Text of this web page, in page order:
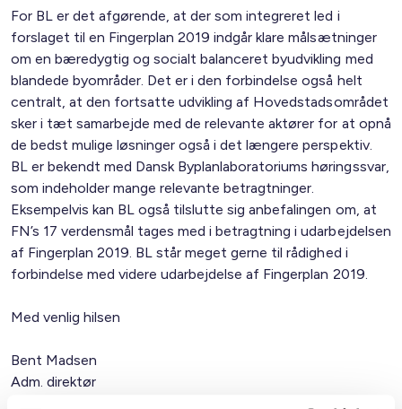
For BL er det afgørende, at der som integreret led i
forslaget til en Fingerplan 2019 indgår klare målsætninger
om en bæredygtig og socialt balanceret byudvikling med
blandede byområder. Det er i den forbindelse også helt
centralt, at den fortsatte udvikling af Hovedstadsområdet
sker i tæt samarbejde med de relevante aktører for at opnå
de bedst mulige løsninger også i det længere perspektiv.
BL er bekendt med Dansk Byplanlaboratoriums høringssvar,
som indeholder mange relevante betragtninger.
Eksempelvis kan BL også tilslutte sig anbefalingen om, at
FN’s 17 verdensmål tages med i betragtning i udarbejdelsen
af Fingerplan 2019. BL står meget gerne til rådighed i
forbindelse med videre udarbejdelse af Fingerplan 2019.
Med venlig hilsen
Bent Madsen
Adm. direktør